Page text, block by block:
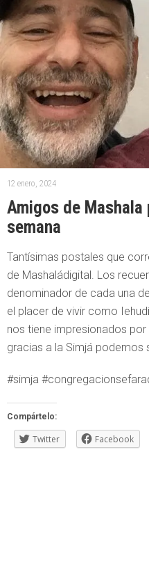
12 enero, 2024
Amigos de Mashala
semana
Tantísimas postales que
de Mashaládigital. Los
denominador de cada una
el placer de vivir como
nos tiene impresionados
gracias a la Simjá podemos
#simja
Compártelo:
Twitter Facebook